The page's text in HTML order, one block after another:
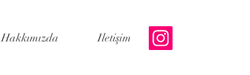
Hakkımızda Iletişim